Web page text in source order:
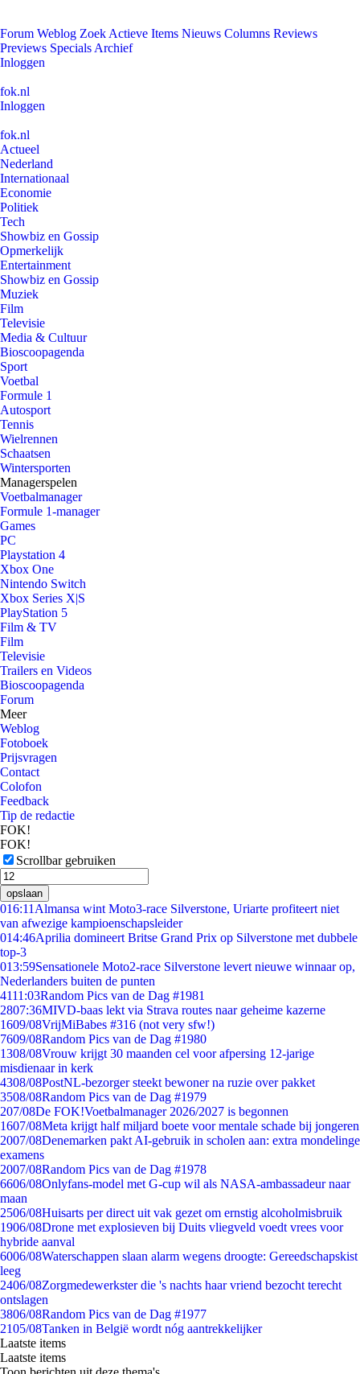
Forum Weblog Zoek Actieve Items Nieuws Columns Reviews
Previews Specials Archief
Inloggen
fok.nl
Inloggen
fok.nl
Actueel
Nederland
Internationaal
Economie
Politiek
Tech
Showbiz en Gossip
Opmerkelijk
Entertainment
Showbiz en Gossip
Muziek
Film
Televisie
Media & Cultuur
Bioscoopagenda
Sport
Voetbal
Formule 1
Autosport
Tennis
Wielrennen
Schaatsen
Wintersporten
Managerspelen
Voetbalmanager
Formule 1-manager
Games
PC
Playstation 4
Xbox One
Nintendo Switch
Xbox Series X|S
PlayStation 5
Film & TV
Film
Televisie
Trailers en Videos
Bioscoopagenda
Forum
Meer
Weblog
Fotoboek
Prijsvragen
Contact
Colofon
Feedback
Tip de redactie
FOK!
FOK!
Scrollbar gebruiken
opslaan
016:11 Almansa wint Moto3-race Silverstone, Uriarte profiteert niet
van afwezige kampioenschapsleider
014:46Aprilia domineert Britse Grand Prix op Silverstone met dubbele
top-3
013:59Sensationele Moto2-race Silverstone levert nieuwe winnaar op,
Nederlanders buiten de punten
4111:03Random Pics van de Dag #1981
2807:36MIVD-baas lekt via Strava routes naar geheime kazerne
1609/08VrijMiBabes #316 (not very sfw!)
7609/08Random Pics van de Dag #1980
1308/08Vrouw krijgt 30 maanden cel voor afpersing 12-jarige
misdienaar in kerk
4308/08PostNL-bezorger steekt bewoner na ruzie over pakket
3508/08Random Pics van de Dag #1979
207/08De FOK!Voetbalmanager 2026/2027 is begonnen
1607/08Meta krijgt half miljard boete voor mentale schade bij jongeren
2007/08Denemarken pakt AI-gebruik in scholen aan: extra mondelinge
examens
2007/08Random Pics van de Dag #1978
6606/08Onlyfans-model met G-cup wil als NASA-ambassadeur naar
maan
2506/08Huisarts per direct uit vak gezet om ernstig alcoholmisbruik
1906/08Drone met explosieven bij Duits vliegveld voedt vrees voor
hybride aanval
6006/08Waterschappen slaan alarm wegens droogte: Gereedschapskist
leeg
2406/08Zorgmedewerkster die 's nachts haar vriend bezocht terecht
ontslagen
3806/08Random Pics van de Dag #1977
2105/08Tanken in België wordt nóg aantrekkelijker
Laatste items
Laatste items